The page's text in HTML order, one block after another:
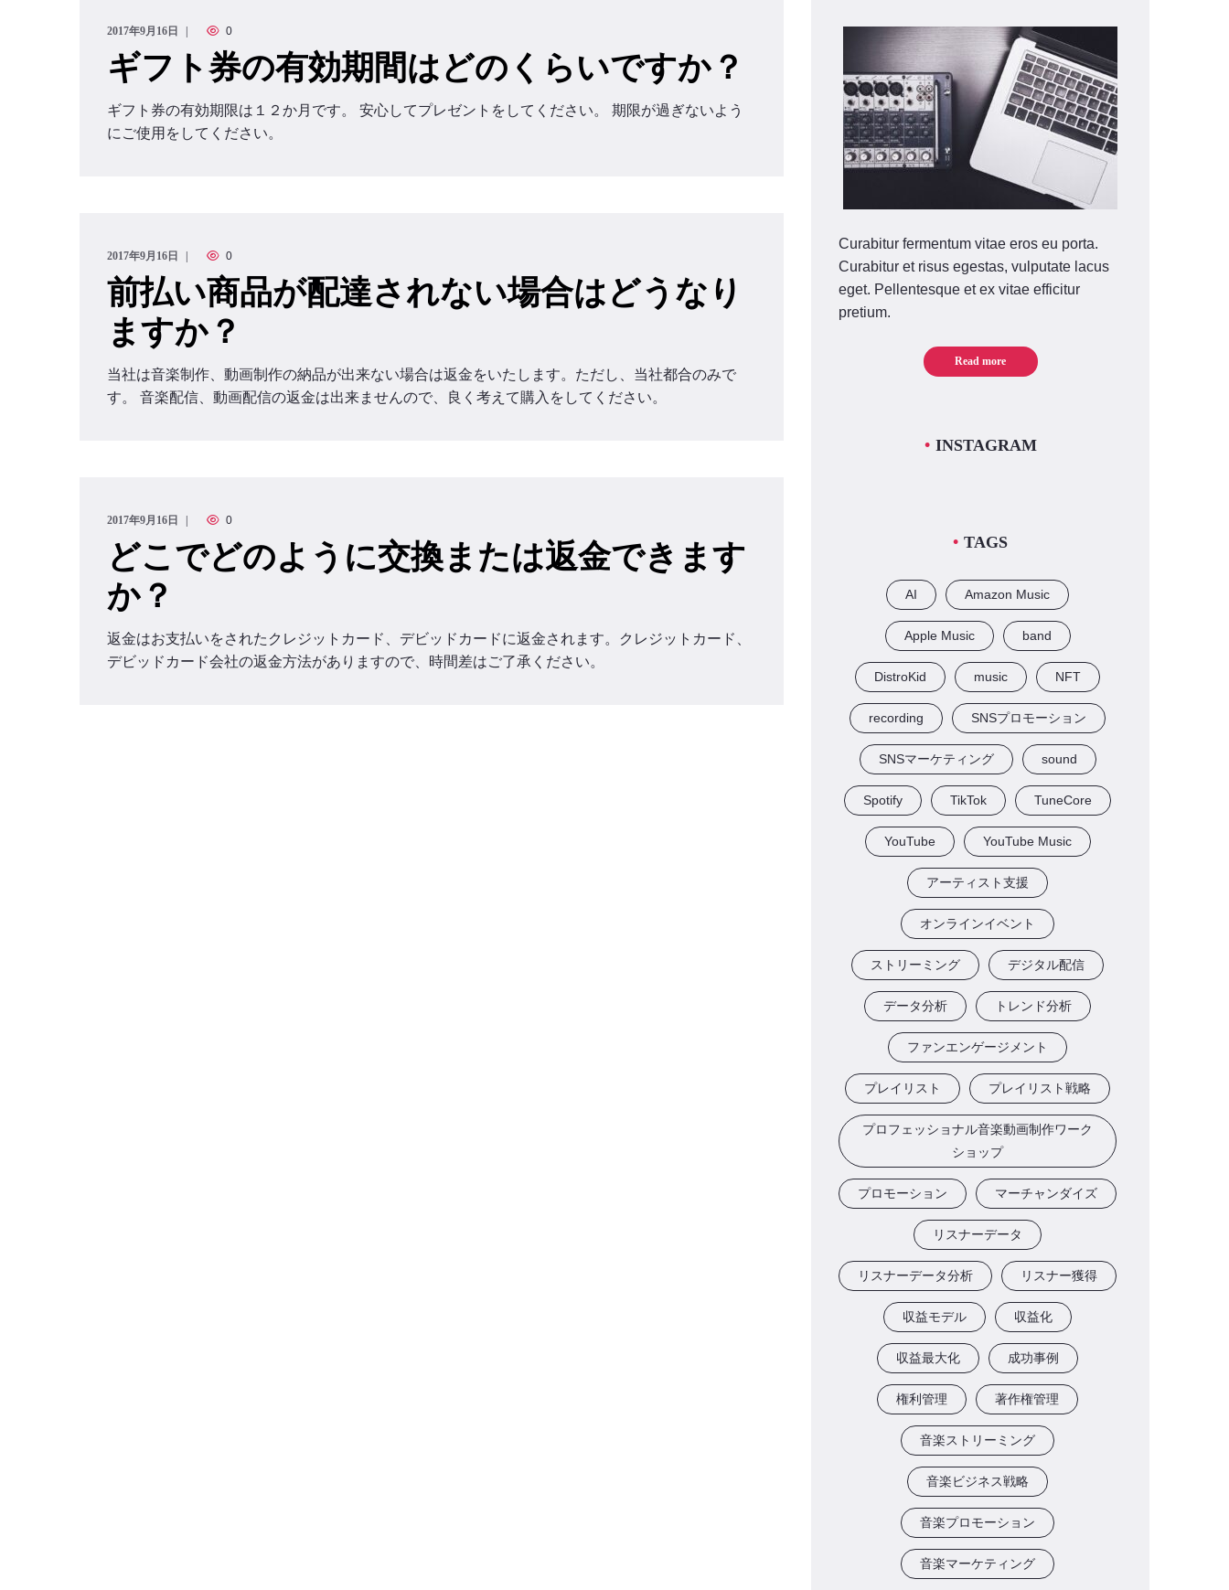
2017年9月16日 0
ギフト券の有効期間はどのくらいですか？
ギフト券の有効期限は１２か月です。 安心してプレゼントをしてください。 期限が過ぎないよう
にご使用をしてください。
2017年9月16日 0
前払い商品が配達されない場合はどうなり
ますか？
当社は音楽制作、動画制作の納品が出来ない場合は返金をいたします。ただし、当社都合のみで
す。 音楽配信、動画配信の返金は出来ませんので、良く考えて購入をしてください。
2017年9月16日 0
どこでどのように交換または返金できます
か？
返金はお支払いをされたクレジットカード、デビッドカードに返金されます。クレジットカード、
デビッドカード会社の返金方法がありますので、時間差はご了承ください。
Curabitur fermentum vitae eros eu porta.
Curabitur et risus egestas, vulputate lacus
eget. Pellentesque et ex vitae efficitur
pretium.
Read more
INSTAGRAM
TAGS
AI Amazon Music
Apple Music band
DistroKid music NFT
recording SNSプロモーション
SNSマーケティング sound
Spotify TikTok TuneCore
YouTube YouTube Music
アーティスト支援
オンラインイベント
ストリーミング デジタル配信
データ分析 トレンド分析
ファンエンゲージメント
プレイリスト プレイリスト戦略
プロフェッショナル音楽動画制作ワーク
ショップ
プロモーション マーチャンダイズ
リスナーデータ
リスナーデータ分析 リスナー獲得
収益モデル 収益化
収益最大化 成功事例
権利管理 著作権管理
音楽ストリーミング
音楽ビジネス戦略
音楽プロモーション
音楽マーケティング